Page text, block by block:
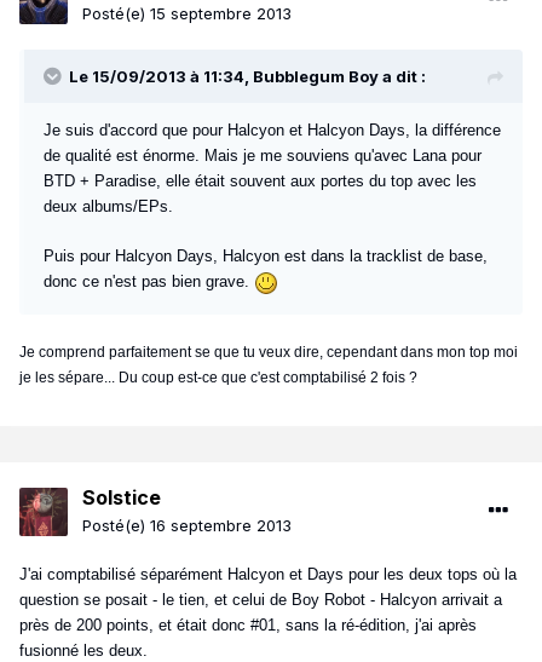
Posté(e) 15 septembre 2013
Le 15/09/2013 à 11:34, Bubblegum Boy a dit :
Je suis d'accord que pour Halcyon et Halcyon Days, la différence
de qualité est énorme. Mais je me souviens qu'avec Lana pour
BTD + Paradise, elle était souvent aux portes du top avec les
deux albums/EPs.
Puis pour Halcyon Days, Halcyon est dans la tracklist de base,
donc ce n'est pas bien grave.
Je comprend parfaitement se que tu veux dire, cependant dans mon top moi
je les sépare... Du coup est-ce que c'est comptabilisé 2 fois ?
Solstice
Posté(e) 16 septembre 2013
J'ai comptabilisé séparément Halcyon et Days pour les deux tops où la
question se posait - le tien, et celui de Boy Robot - Halcyon arrivait a
près de 200 points, et était donc #01, sans la ré-édition, j'ai après
fusionné les deux.